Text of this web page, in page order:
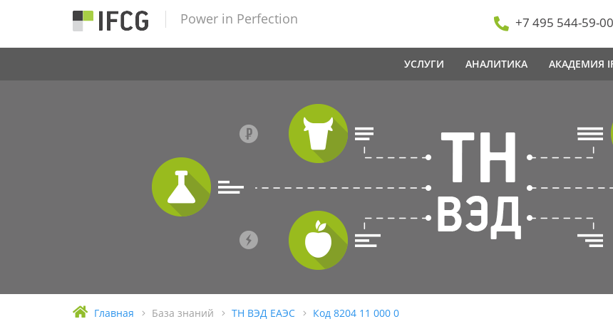
Power in Perfection +7 495 544-59-00
УСЛУГИ АНАЛИТИКА АКАДЕМИЯ
Главная База знаний ТН ВЭД ЕАЭС Код 8204 11 000 0